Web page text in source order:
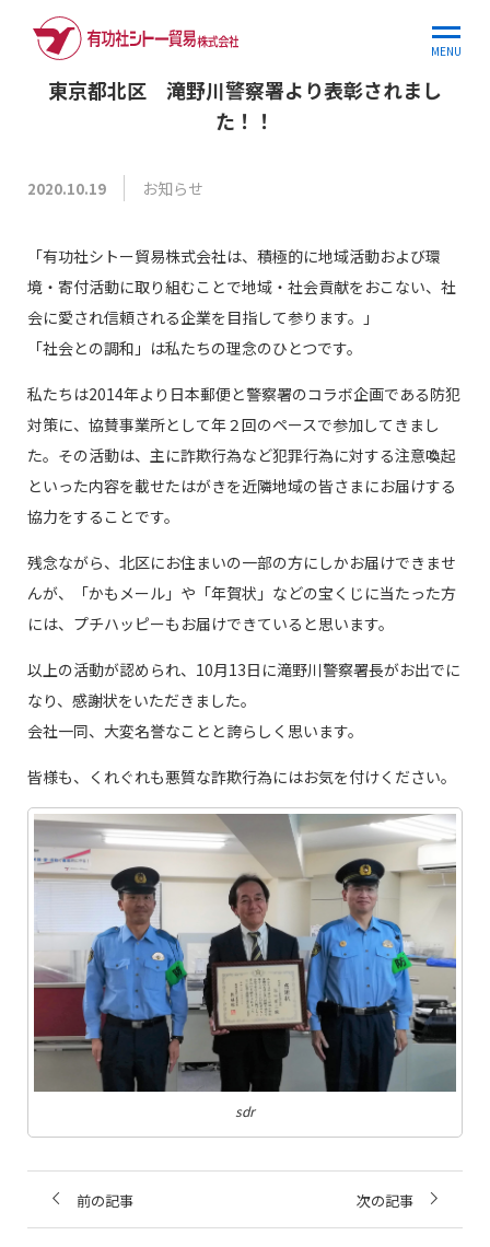
MENU
ホームお知らせ 東京都北区 滝野川警察署より表彰されまし…
東京都北区 滝野川警察署より表彰されまし
た！！
2020.10.19 お知らせ
「有功社シトー貿易株式会社は、積極的に地域活動および環
境・寄付活動に取り組むことで地域・社会貢献をおこない、社
会に愛され信頼される企業を目指して参ります。」
「社会との調和」は私たちの理念のひとつです。
私たちは2014年より日本郵便と警察署のコラボ企画である防犯
対策に、協賛事業所として年２回のペースで参加してきまし
た。その活動は、主に詐欺行為など犯罪行為に対する注意喚起
といった内容を載せたはがきを近隣地域の皆さまにお届けする
協力をすることです。
残念ながら、北区にお住まいの一部の方にしかお届けできませ
んが、「かもメール」や「年賀状」などの宝くじに当たった方
には、プチハッピーもお届けできていると思います。
以上の活動が認められ、10月13日に滝野川警察署長がお出でに
なり、感謝状をいただきました。
会社一同、大変名誉なことと誇らしく思います。
皆様も、くれぐれも悪質な詐欺行為にはお気を付けください。
sdr
前の記事 次の記事